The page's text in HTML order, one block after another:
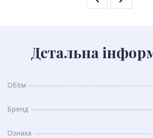
Детальна
Об'єм
Бренд
Ознака